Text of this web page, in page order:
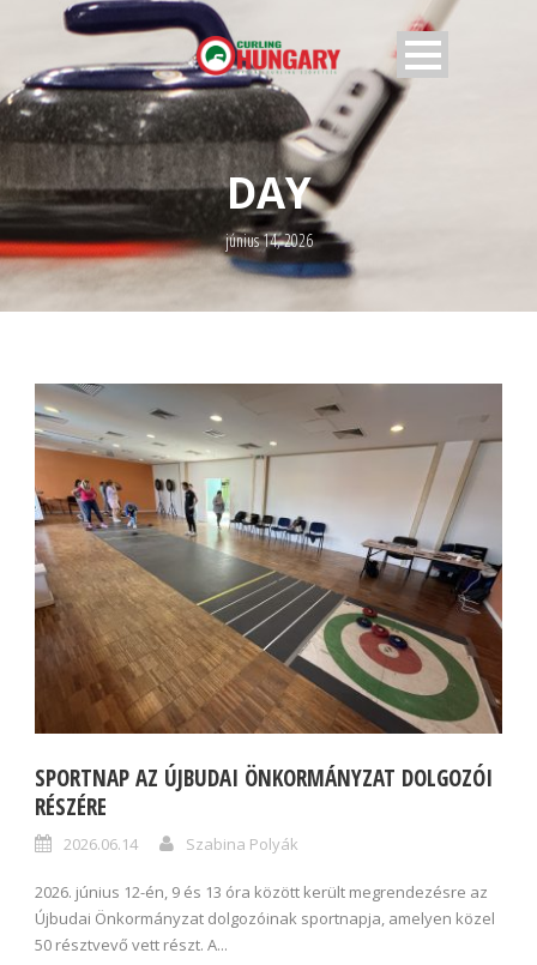
DAY
június 14, 2026
SPORTNAP AZ ÚJBUDAI ÖNKORMÁNYZAT DOLGOZÓI
RÉSZÉRE
2026.06.14 Szabina Polyák
2026. június 12-én, 9 és 13 óra között került megrendezésre az
Újbudai Önkormányzat dolgozóinak sportnapja, amelyen közel
50 résztvevő vett részt. A...